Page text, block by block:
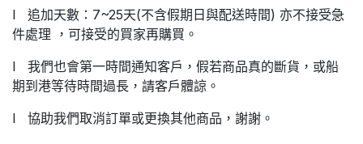
l 追加天數：7~25天(不含假期日與配送時間) 亦不接受急
件處理 ，可接受的買家再購買。
l 我們也會第一時間通知客戶，假若商品真的斷貨，或船
期到港等待時間過長，請客戶體諒。
l 協助我們取消訂單或更換其他商品，謝謝。